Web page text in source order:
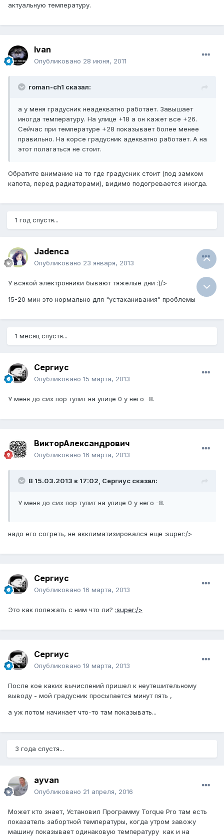
актуальную температуру.
Ivan
Опубликовано 28 июня, 2011
roman-ch1 сказал:
а у меня градусник неадекватно работает. Завышает
иногда температуру. На улице +18 а он кажет все +26.
Сейчас при температуре +28 показывает более менее
правильно. На корсе градусник адекватно работает. А на
этот полагаться не стоит.
Обратите внимание на то где градусник стоит (под замком
капота, перед радиаторами), видимо подогревается иногда.
1 год спустя...
Jadenca
Опубликовано 23 января, 2013
У всякой электронники бывают тяжелые дни :)/>
15-20 мин это нормально для "устаканивания" проблемы
1 месяц спустя...
Сергиус
Опубликовано 15 марта, 2013
У меня до сих пор тупит на улице 0 у него -8.
ВикторАлександрович
Опубликовано 16 марта, 2013
В 15.03.2013 в 17:02, Сергиус сказал:
У меня до сих пор тупит на улице 0 у него -8.
надо его согреть, не акклиматизировался еще :super:/>
Сергиус
Опубликовано 16 марта, 2013
Это как полежать с ним что ли? :super:/>
Сергиус
Опубликовано 19 марта, 2013
После кое каких вычислений пришел к неутешительному
выводу - мой градусник просыпается минут пять ,
а уж потом начинает что-то там показывать...
3 года спустя...
ayvan
Опубликовано 21 апреля, 2016
Может кто знает, Установил Программу Torque Pro там есть
показатель забортной температуры, когда утром завожу
машину показывает одинаковую температуру как и на